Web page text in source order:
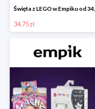
34.75 zł